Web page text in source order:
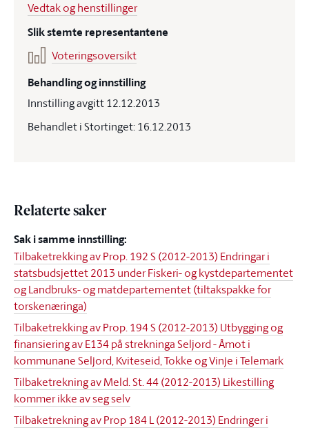
Vedtak og henstillinger
Slik stemte representantene
Voteringsoversikt
Behandling og innstilling
Innstilling avgitt 12.12.2013
Behandlet i Stortinget: 16.12.2013
Relaterte saker
Sak i samme innstilling:
Tilbaketrekking av Prop. 192 S (2012-2013) Endringar i
statsbudsjettet 2013 under Fiskeri- og kystdepartementet
og Landbruks- og matdepartementet (tiltakspakke for
torskenæringa)
Tilbaketrekking av Prop. 194 S (2012-2013) Utbygging og
finansiering av E134 på strekninga Seljord - Åmot i
kommunane Seljord, Kviteseid, Tokke og Vinje i Telemark
Tilbaketrekning av Meld. St. 44 (2012-2013) Likestilling
kommer ikke av seg selv
Tilbaketrekning av Prop 184 L (2012-2013) Endringer i